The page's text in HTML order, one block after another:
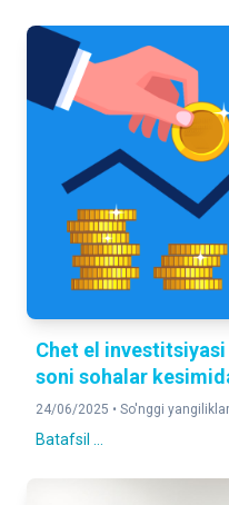
Chet el
soni sohalar
24/06/2025 • So'nggi yangiliklar
Batafsil ...